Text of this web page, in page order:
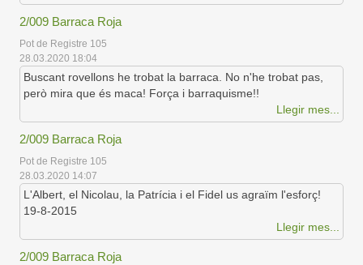
2/009 Barraca Roja
Pot de Registre 105
28.03.2020 18:04
Buscant rovellons he trobat la barraca. No n'he trobat pas,
però mira que és maca! Força i barraquisme!!
Llegir mes...
2/009 Barraca Roja
Pot de Registre 105
28.03.2020 14:07
L'Albert, el Nicolau, la Patrícia i el Fidel us agraïm l'esforç!
19-8-2015
Llegir mes...
2/009 Barraca Roja